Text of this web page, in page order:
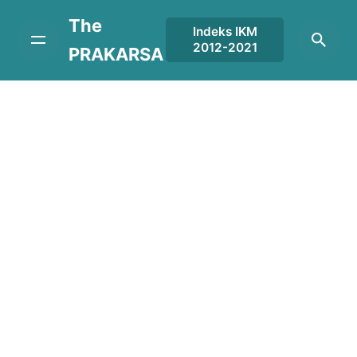
content
The
PRAKARSA
Indeks IKM
2012-2021